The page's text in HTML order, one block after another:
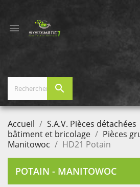

search
Accueil S.A.V. Pièces détachées
bâtiment et bricolage
Pièces
Manitowoc
HD21 Potain
POTAIN - MANITOWOC